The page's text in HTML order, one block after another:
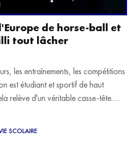
de horse-ball et
tout lâcher
les entraînements, les compétitions
est étudiant et sportif de haut
relève d'un véritable casse-tête.
a failli abandonner ses études
équilibre.
SCOLAIRE